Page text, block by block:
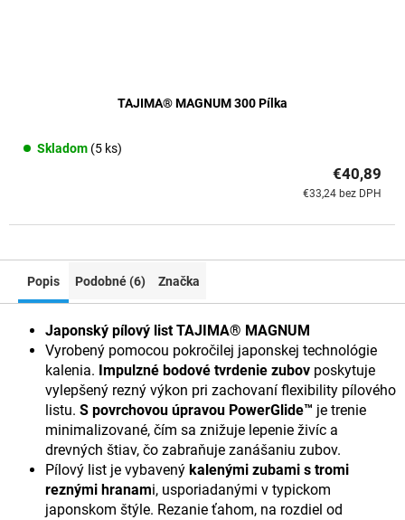
TAJIMA® MAGNUM 300 Pílka
Skladom (5 ks)
€33,24 bez DPH
€40,89
Popis Podobné (6) Značka
Japonský pílový list TAJIMA® MAGNUM
Vyrobený pomocou pokročilej japonskej technológie
kalenia. Impulzné bodové tvrdenie zubov poskytuje
vylepšený rezný výkon pri zachovaní flexibility pílového
listu. S povrchovou úpravou PowerGlide™ je trenie
minimalizované, čím sa znižuje lepenie živíc a
drevných štiav, čo zabraňuje zanášaniu zubov.
Pílový list je vybavený kalenými zubami s tromi
reznými hranami, usporiadanými v typickom
japonskom štýle. Rezanie ťahom, na rozdiel od